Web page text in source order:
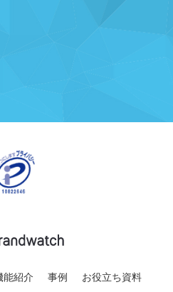
能紹介 事例 お役立ち資料